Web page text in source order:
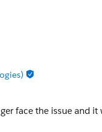
face the issue and